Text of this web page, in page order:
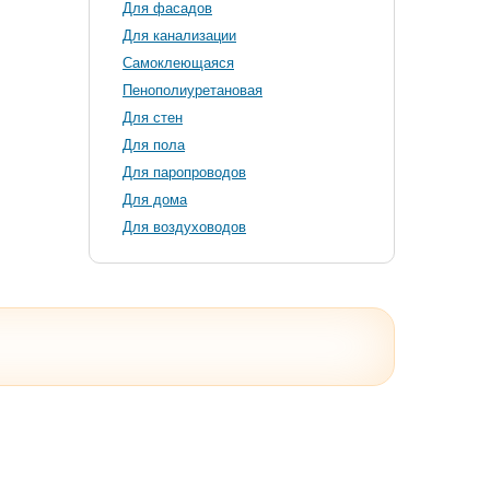
Для фасадов
Для канализации
Самоклеющаяся
Пенополиуретановая
Для стен
Для пола
Для паропроводов
Для дома
Для воздуховодов